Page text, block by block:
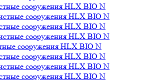
сооружения HLX BIO N
сооружения HLX BIO N
сооружения HLX BIO N
сооружения HLX BIO N
сооружения HLX BIO N
сооружения HLX BIO N
сооружения HLX BIO N
сооружения HLX BIO N